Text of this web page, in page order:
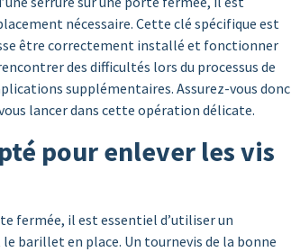
nécessaire. Cette clé spécifique est
être correctement installé et fonctionner
des difficultés lors du processus de
supplémentaires. Assurez-vous donc
lancer dans cette opération délicate.
pour enlever les vis
fermée, il est essentiel d’utiliser un
barillet en place. Un tournevis de la bonne